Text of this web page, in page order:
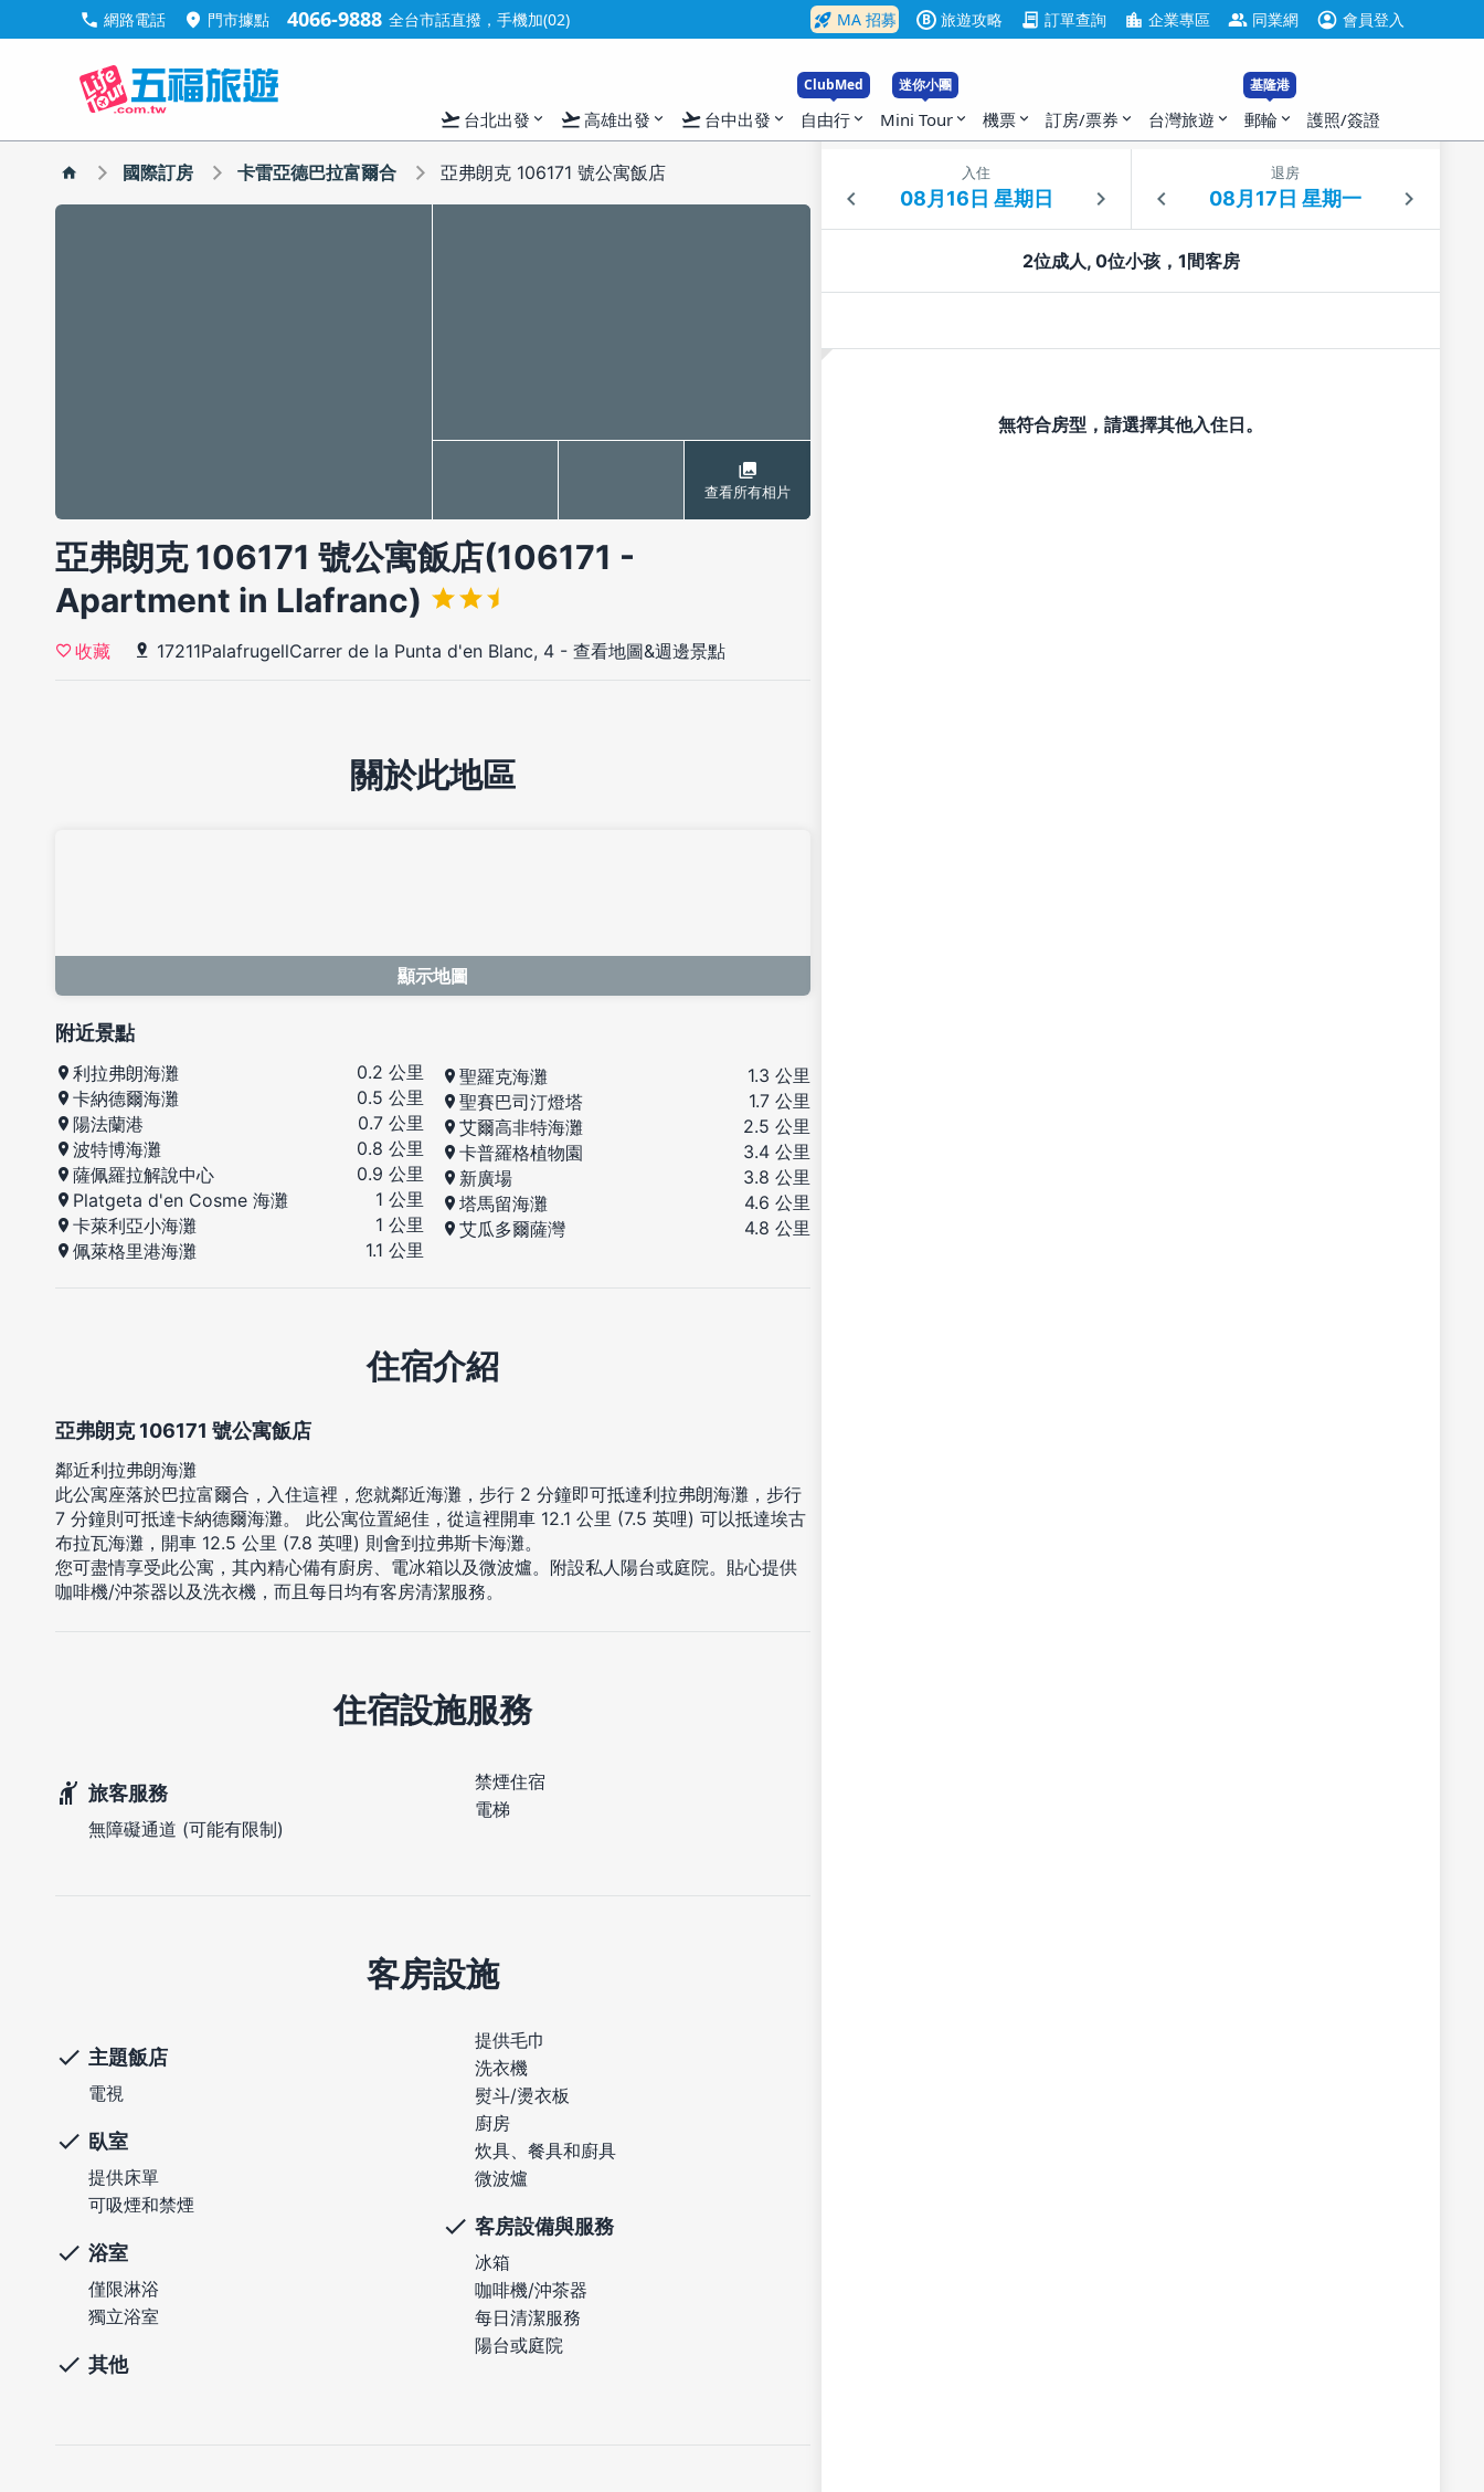
call 網路電話 location_on 門市據點 4066-9888 全台市話直撥，手機加(02) rocket_launch MA 招募 B 旅遊攻略 contract 訂單查詢 location_city 企業專區 group 同業網 account_circle 會員登入
flight_takeoff 台北出發 expand_more flight_takeoff高雄出發 expand_more flight_takeoff 台中出發 expand_more
ClubMed
自由行 expand_more
迷你小團
Mini Tour expand_more 機票 expand_more 訂房/票券 expand_more 台灣旅遊 expand_more
基隆港
郵輪 expand_more 護照/簽證
國際訂房 卡雷亞德巴拉富爾合 亞弗朗克 106171 號公寓飯店
查看所有相片
亞弗朗克 106171 號公寓飯店(106171 -
Apartment in Llafranc)
收藏 17211PalafrugellCarrer de la Punta d'en Blanc, 4 - 查看地圖&週邊景點
入住 退房
2位成人, 0位小孩，1間客房
無符合房型，請選擇其他入住日。
關於此地區
顯示地圖
附近景點
利拉弗朗海灘
0.2 公里
卡納德爾海灘
0.5 公里
陽法蘭港
0.7 公里
波特博海灘
0.8 公里
薩佩羅拉解說中心
0.9 公里
Platgeta d'en Cosme 海灘
1 公里
卡萊利亞小海灘
1 公里
佩萊格里港海灘
1.1 公里
聖羅克海灘
1.3 公里
聖賽巴司汀燈塔
1.7 公里
艾爾高非特海灘
2.5 公里
卡普羅格植物園
3.4 公里
新廣場
3.8 公里
塔馬留海灘
4.6 公里
艾瓜多爾薩灣
4.8 公里
住宿介紹
亞弗朗克 106171 號公寓飯店
鄰近利拉弗朗海灘
此公寓座落於巴拉富爾合，入住這裡，您就鄰近海灘，步行 2 分鐘即可抵達利拉弗朗海灘，步行
7 分鐘則可抵達卡納德爾海灘。 此公寓位置絕佳，從這裡開車 12.1 公里 (7.5 英哩) 可以抵達埃古
布拉瓦海灘，開車 12.5 公里 (7.8 英哩) 則會到拉弗斯卡海灘。
您可盡情享受此公寓，其內精心備有廚房、電冰箱以及微波爐。附設私人陽台或庭院。貼心提供
咖啡機/沖茶器以及洗衣機，而且每日均有客房清潔服務。
住宿設施服務
旅客服務
無障礙通道 (可能有限制)
禁煙住宿
電梯
客房設施
主題飯店
電視
臥室
提供床單
可吸煙和禁煙
浴室
僅限淋浴
獨立浴室
其他
提供毛巾
洗衣機
熨斗/燙衣板
廚房
炊具、餐具和廚具
微波爐
客房設備與服務
冰箱
咖啡機/沖茶器
每日清潔服務
陽台或庭院